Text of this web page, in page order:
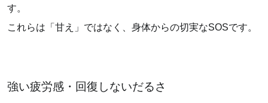
す。
これらは「甘え」ではなく、身体からの切実なSOSです。
強い疲労感・回復しないだるさ